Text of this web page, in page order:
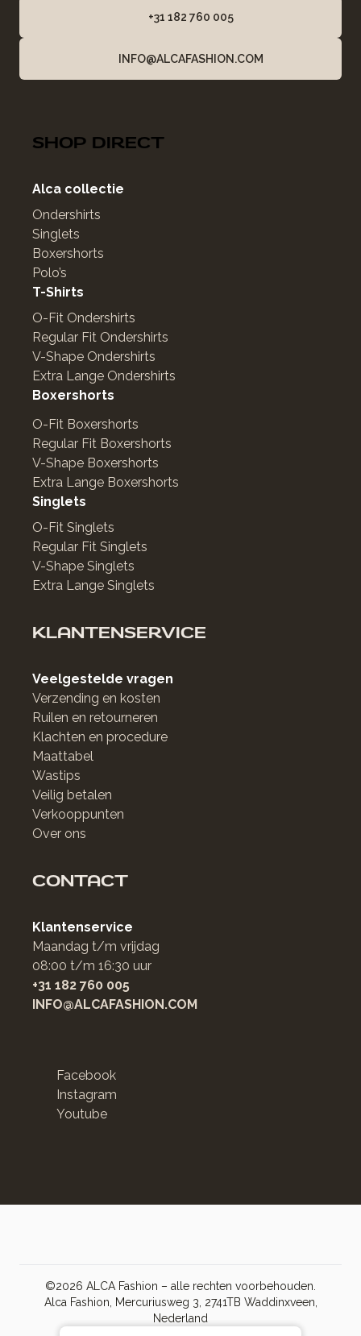
+31 182 760 005
INFO@ALCAFASHION.COM
SHOP DIRECT
Alca collectie
Ondershirts
Singlets
Boxershorts
Polo’s
T-Shirts
O-Fit Ondershirts
Regular Fit Ondershirts
V-Shape Ondershirts
Extra Lange Ondershirts
Boxershorts
O-Fit Boxershorts
Regular Fit Boxershorts
V-Shape Boxershorts
Extra Lange Boxershorts
Singlets
O-Fit Singlets
Regular Fit Singlets
V-Shape Singlets
Extra Lange Singlets
KLANTENSERVICE
Veelgestelde vragen
Verzending en kosten
Ruilen en retourneren
Klachten en procedure
Maattabel
Wastips
Veilig betalen
Verkooppunten
Over ons
CONTACT
Klantenservice
Maandag t/m vrijdag
08:00 t/m 16:30 uur
+31 182 760 005
INFO@ALCAFASHION.COM
Facebook
Instagram
Youtube
©2026 ALCA Fashion – alle rechten voorbehouden.
Alca Fashion, Mercuriusweg 3, 2741TB Waddinxveen,
Nederland